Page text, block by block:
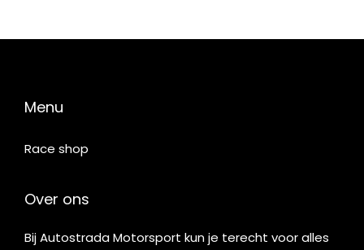
Menu
Race shop
Over ons
Bij Autostrada Motorsport kun je terecht voor alles